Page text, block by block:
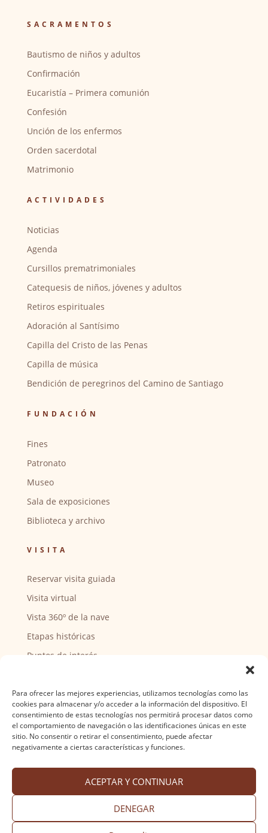
Para ofrecer las mejores experiencias, utilizamos tecnologías como las
cookies para almacenar y/o acceder a la información del dispositivo. El
consentimiento de estas tecnologías nos permitirá procesar datos como
el comportamiento de navegación o las identificaciones únicas en este
sitio. No consentir o retirar el consentimiento, puede afectar
negativamente a ciertas características y funciones.
ACEPTAR Y CONTINUAR
DENEGAR
SACRAMENTOS
Bautismo de niños y adultos
Confirmación
Eucaristía – Primera comunión
Confesión
Unción de los enfermos
Orden sacerdotal
Matrimonio
ACTIVIDADES
Noticias
Agenda
Cursillos prematrimoniales
Catequesis de niños, jóvenes y adultos
Retiros espirituales
Adoración al Santísimo
Capilla del Cristo de las Penas
Capilla de música
Bendición de peregrinos del Camino de Santiago
FUNDACIÓN
Fines
Patronato
Museo
Sala de exposiciones
Biblioteca y archivo
VISITA
Reservar visita guiada
Visita virtual
Vista 360º de la nave
Etapas históricas
Puntos de interés
Actividades y horarios
Ser voluntario
Política de privacidad·Política de
cookies·Accesibilidad
Diseño web Nuntium Comunicación